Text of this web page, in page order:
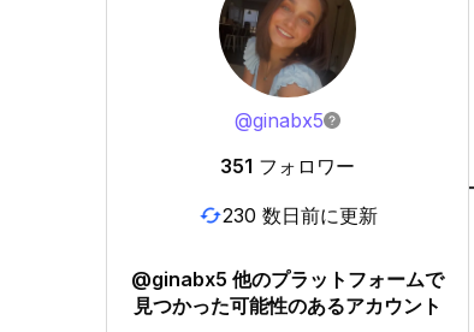
@ginabx5
351 フォロワー
230 数日前に更新
@ginabx5 他のプラットフォームで
見つかった可能性のあるアカウント